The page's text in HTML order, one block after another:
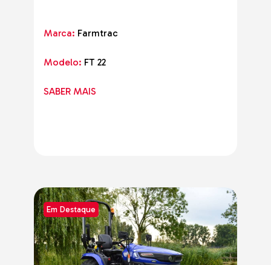
Marca: Farmtrac
Modelo: FT 22
SABER MAIS
Em Destaque